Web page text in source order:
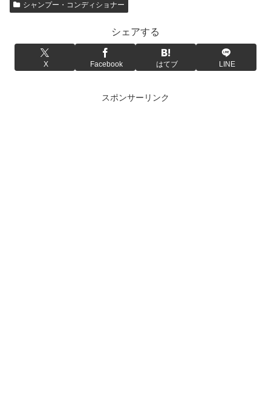
シャンプー・コンディショナー
シェアする
X Facebook はてブ LINE
スポンサーリンク